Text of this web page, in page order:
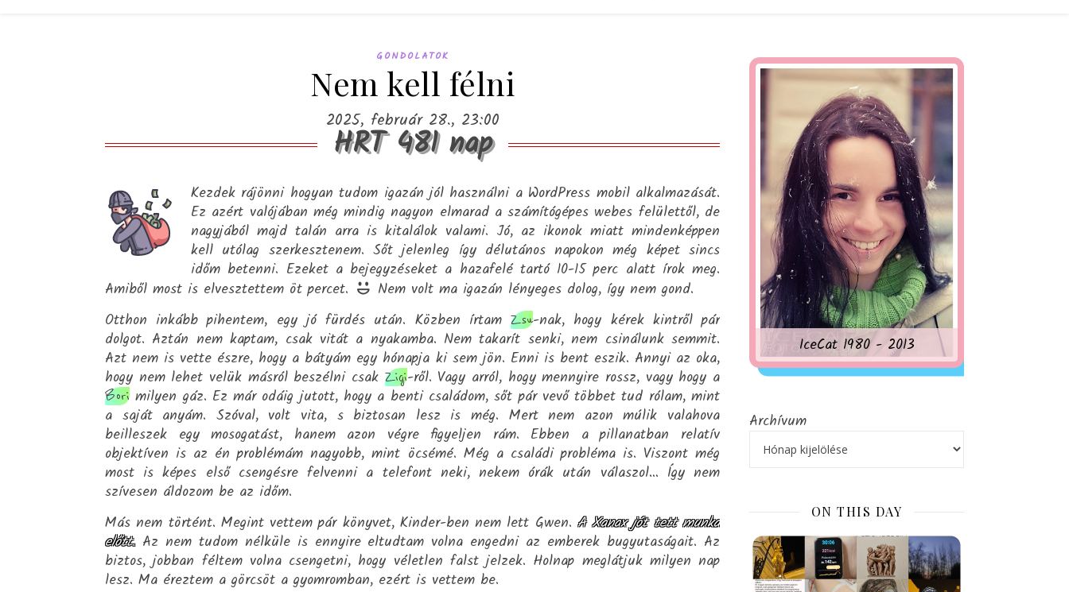
GONDOLATOK
Nem kell félni
2025, február 28., 23:00
HRT 481 nap
Kezdek rájönni hogyan tudom igazán jól használni a WordPress mobil alkalmazását.
Ez azért valójában még mindig nagyon elmarad a számítógépes webes felülettől, de
nagyjából majd talán arra is kitalálok valami. Jó, az ikonok miatt mindenképpen
kell utólag szerkesztenem. Sőt jelenleg így délutános napokon még képet sincs
időm betenni. Ezeket a bejegyzéseket a hazafelé tartó 10-15 perc alatt írok meg.
Amiből most is elvesztettem öt percet.
Nem volt ma igazán lényeges dolog, így nem gond.
Otthon inkább pihentem, egy jó fürdés után. Közben írtamZsu-nak, hogy kérek kintről pár
dolgot. Aztán nem kaptam, csak vitát a nyakamba. Nem takarít senki, nem csinálunk semmit.
Azt nem is vette észre, hogy a bátyám egy hónapja ki sem jön. Enni is bent eszik. Annyi az oka,
hogy nem lehet velük másról beszélni csak Zigi-ről. Vagy arról, hogy mennyire rossz, vagy hogy a
Bori milyen gáz. Ez már odáig jutott, hogy a benti családom, sőt pár vevő többet tud rólam, mint
a saját anyám. Szóval, volt vita, s biztosan lesz is még. Mert nem azon múlik valahova
beilleszek egy mosogatást, hanem azon végre figyeljen rám. Ebben a pillanatban relatív
objektíven is az én problémám nagyobb, mint öcsémé. Még a családi probléma is. Viszont még
most is képes első csengésre felvenni a telefont neki, nekem órák után válaszol… Így nem
szívesen áldozom be az időm.
Más nem történt. Megint vettem pár könyvet, Kinder-ben nem lett Gwen. A Xanax jót tett munka
előtt.Az nem tudom nélküle is ennyire eltudtam volna engedni az emberek bugyutaságait. Az
biztos, jobban féltem volna csengetni, hogy véletlen falst jelzek. Holnap meglátjuk milyen nap
lesz. Ma éreztem a görcsöt a gyomromban, ezért is vettem be.
IceCat 1980 - 2013
Archívum
ON THIS DAY